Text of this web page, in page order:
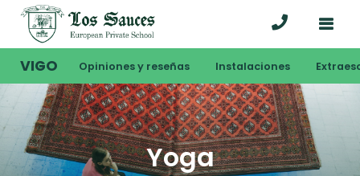
VIGO Opiniones y reseñas Instalaciones
Yoga